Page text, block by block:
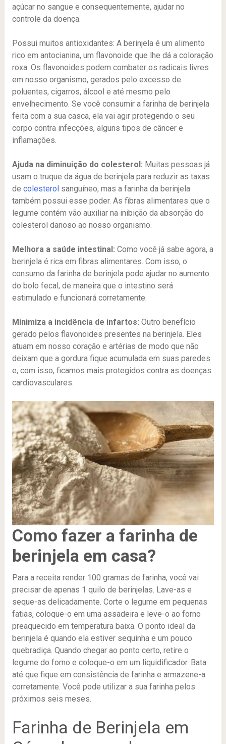
açúcar no sangue e consequentemente, ajudar no
controle da doença.
Possui muitos antioxidantes: A berinjela é um alimento
rico em antocianina, um flavonoide que lhe dá a coloração
roxa. Os flavonoides podem combater os radicais livres
em nosso organismo, gerados pelo excesso de
poluentes, cigarros, álcool e até mesmo pelo
envelhecimento. Se você consumir a farinha de berinjela
feita com a sua casca, ela vai agir protegendo o seu
corpo contra infecções, alguns tipos de câncer e
inflamações.
Ajuda na diminuição do colesterol: Muitas pessoas já
usam o truque da água de berinjela para reduzir as taxas
de colesterol sanguíneo, mas a farinha da berinjela
também possui esse poder. As fibras alimentares que o
legume contém vão auxiliar na inibição da absorção do
colesterol danoso ao nosso organismo.
Melhora a saúde intestinal: Como você já sabe agora, a
berinjela é rica em fibras alimentares. Com isso, o
consumo da farinha de berinjela pode ajudar no aumento
do bolo fecal, de maneira que o intestino será
estimulado e funcionará corretamente.
Minimiza a incidência de infartos: Outro benefício
gerado pelos flavonoides presentes na berinjela. Eles
atuam em nosso coração e artérias de modo que não
deixam que a gordura fique acumulada em suas paredes
e, com isso, ficamos mais protegidos contra as doenças
cardiovasculares.
Como fazer a farinha de
berinjela em casa?
Para a receita render 100 gramas de farinha, você vai
precisar de apenas 1 quilo de berinjelas. Lave-as e
seque-as delicadamente. Corte o legume em pequenas
fatias, coloque-o em uma assadeira e leve-o ao forno
preaquecido em temperatura baixa. O ponto ideal da
berinjela é quando ela estiver sequinha e um pouco
quebradiça. Quando chegar ao ponto certo, retire o
legume do forno e coloque-o em um liquidificador. Bata
até que fique em consistência de farinha e armazene-a
corretamente. Você pode utilizar a sua farinha pelos
próximos seis meses.
Farinha de Berinjela em